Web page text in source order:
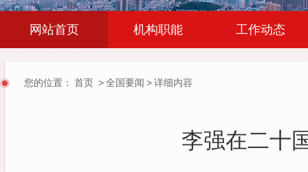
网站首页 机构职能 工作动态
您的位置： 首页 >全国要闻 >详细内容
李强在二十